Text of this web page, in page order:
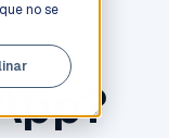
no se